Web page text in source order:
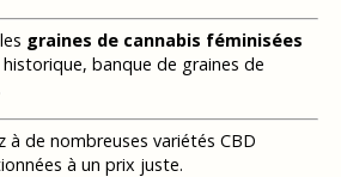
graines de cannabis féminisées
banque de graines de
à de nombreuses variétés CBD
à un prix juste.